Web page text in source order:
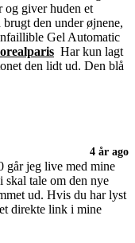
og giver huden et
den under øjnene,
Gel Automatic
Har kun lagt
den lidt ud. Den blå
4 år ago
går jeg live med mine
skal tale om den nye
ud. Hvis du har lyst
direkte link i mine